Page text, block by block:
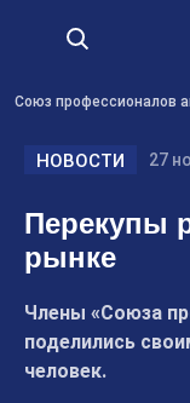
Союз профессионалов
НОВОСТИ 27
Перекупы
рынке
Члены «Союза
поделились
человек.